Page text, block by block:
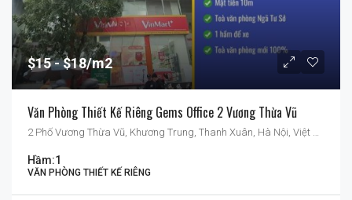
$15 $18/m2
Văn Phòng Thiết Kế Riêng Gems Office 2 Vương Thừa Vũ
Hầm:1
VĂN PHÒNG THIẾT KẾ RIÊNG